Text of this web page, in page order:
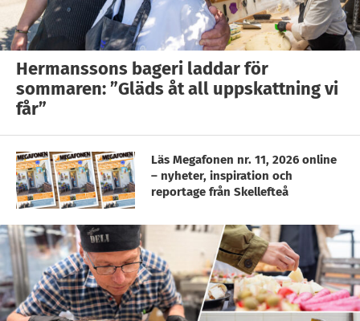
Hermanssons bageri laddar för
sommaren: ”Gläds åt all uppskattning vi
får”
Läs Megafonen nr. 11, 2026 online
– nyheter, inspiration och
reportage från Skellefteå